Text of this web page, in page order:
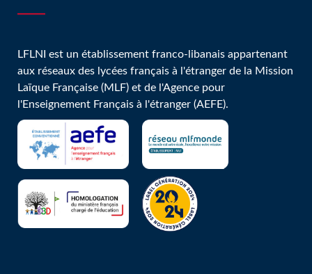
LFLNI est un établissement franco-libanais appartenant
aux réseaux des lycées français à l'étranger de la Mission
Laïque Française (MLF) et de l'Agence pour
l'Enseignement Français à l'étranger (AEFE).